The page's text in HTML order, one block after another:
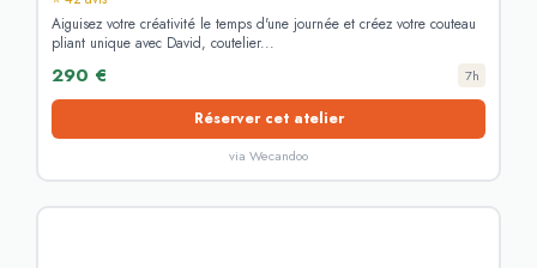
Aiguisez votre créativité le temps d'une journée et créez votre couteau
pliant unique avec David, coutelier...
290 € 7h
Réserver cet atelier
via Wecandoo